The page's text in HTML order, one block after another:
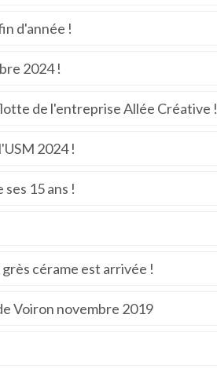
d'année !
2024 !
de l'entreprise Allée Créative !
2024 !
15 ans !
cérame est arrivée !
Voiron novembre 2019